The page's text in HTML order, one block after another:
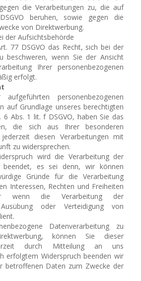
die Verarbeitungen zu, die auf
beruhen, sowie gegen die
von Direktwerbung.
der Aufsichtsbehörde
77 DSGVO das Recht, sich bei der
beschweren, wenn Sie der Ansicht
Ihrer personenbezogenen
erfolgt.
personenbezogenen
auf Grundlage unseres berechtigten
6 Abs. 1 lit. f DSGVO, haben Sie das
die sich aus Ihrer besonderen
diesen Verarbeitungen mit
zu widersprechen.
wird die Verarbeitung der
beendet, es sei denn, wir können
Gründe für die Verarbeitung
Interessen, Rechten und Freiheiten
wenn die Verarbeitung der
Ausübung oder Verteidigung von
Datenverarbeitung zu
können Sie dieser
durch Mitteilung an uns
erfolgtem Widerspruch beenden wir
betroffenen Daten zum Zwecke der